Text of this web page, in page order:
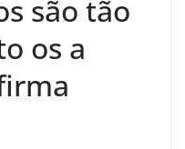
são tão
os a